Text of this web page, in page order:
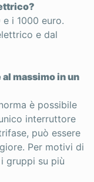
i 1000 euro.
e dal
massimo in un
è possibile
interruttore
può essere
Per motivi di
gruppi su più